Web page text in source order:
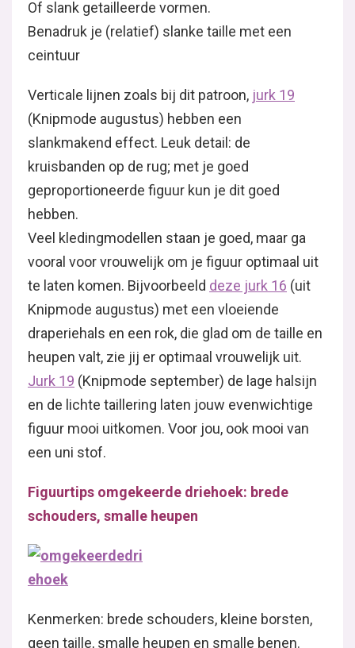
Of slank getailleerde vormen.
Benadruk je (relatief) slanke taille met een
ceintuur
Verticale lijnen zoals bij dit patroon, jurk 19
(Knipmode augustus) hebben een
slankmakend effect. Leuk detail: de
kruisbanden op de rug; met je goed
geproportioneerde figuur kun je dit goed
hebben.
Veel kledingmodellen staan je goed, maar ga
vooral voor vrouwelijk om je figuur optimaal uit
te laten komen. Bijvoorbeeld deze jurk 16 (uit
Knipmode augustus) met een vloeiende
draperiehals en een rok, die glad om de taille en
heupen valt, zie jij er optimaal vrouwelijk uit.
Jurk 19 (Knipmode september) de lage halsijn
en de lichte taillering laten jouw evenwichtige
figuur mooi uitkomen. Voor jou, ook mooi van
een uni stof.
Figuurtips omgekeerde driehoek: brede
schouders, smalle heupen
Kenmerken: brede schouders, kleine borsten,
geen taille, smalle heupen en smalle benen.